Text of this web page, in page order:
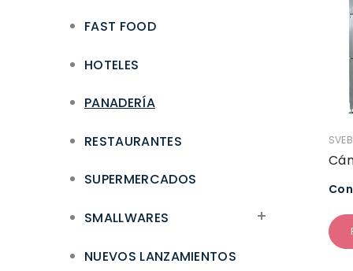
FAST FOOD
HOTELES
PANADERÍA
RESTAURANTES
SUPERMERCADOS
SMALLWARES
NUEVOS LANZAMIENTOS